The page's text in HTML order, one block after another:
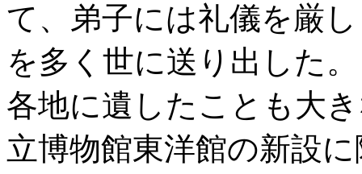
て、弟子には礼儀を厳
を多く世に送り出した
各地に遺したことも大
立博物館東洋館の新設